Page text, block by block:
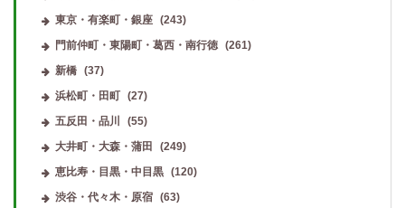
東京・有楽町・銀座
(243)
門前仲町・東陽町・葛西・南行徳
(261)
新橋
(37)
浜松町・田町
(27)
五反田・品川
(55)
大井町・大森・蒲田
(249)
恵比寿・目黒・中目黒
(120)
渋谷・代々木・原宿
(63)